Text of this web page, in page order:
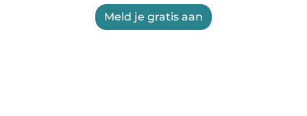
Meld je gratis aan